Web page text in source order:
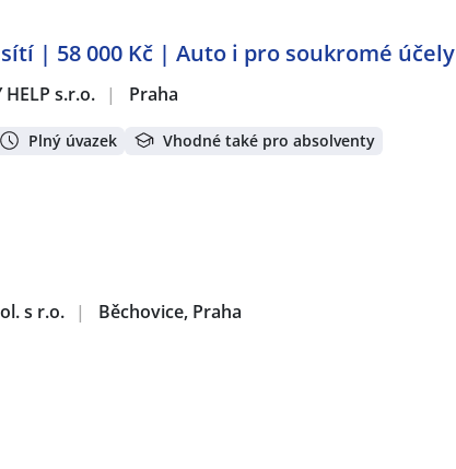
| 58 000 Kč | Auto i pro soukromé účely
HELP s.r.o. | Praha
Plný úvazek Vhodné také pro absolventy
s r.o. | Běchovice, Praha